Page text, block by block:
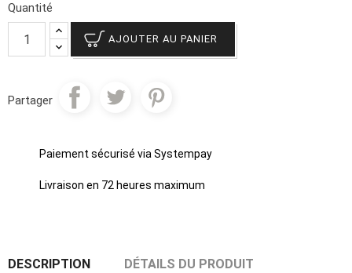
Quantité
AJOUTER AU PANIER
Partager
Paiement sécurisé via Systempay
Livraison en 72 heures maximum
DESCRIPTION DÉTAILS DU PRODUIT